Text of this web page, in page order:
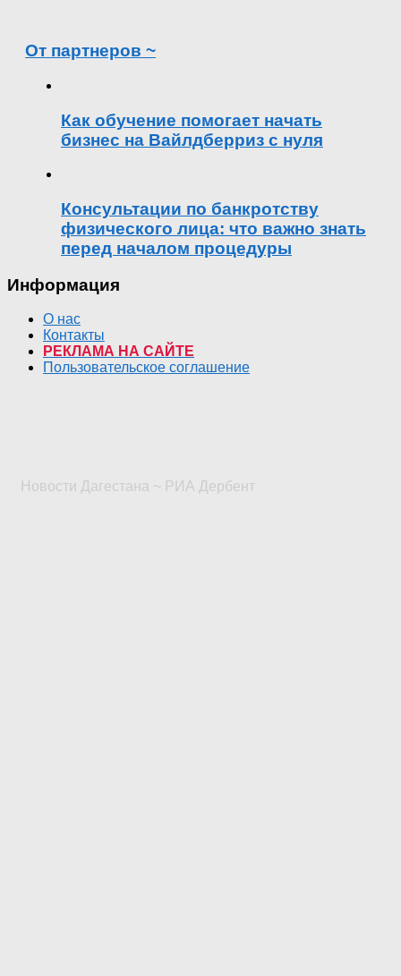
От партнеров ~
Как обучение помогает начать
бизнес на Вайлдберриз с нуля
Консультации по банкротству
физического лица: что важно знать
перед началом процедуры
Информация
О нас
Контакты
РЕКЛАМА НА САЙТЕ
Пользовательское соглашение
Новости Дагестана ~ РИА Дербент